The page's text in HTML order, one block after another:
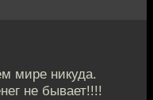
мире никуда.
не бывает!!!!